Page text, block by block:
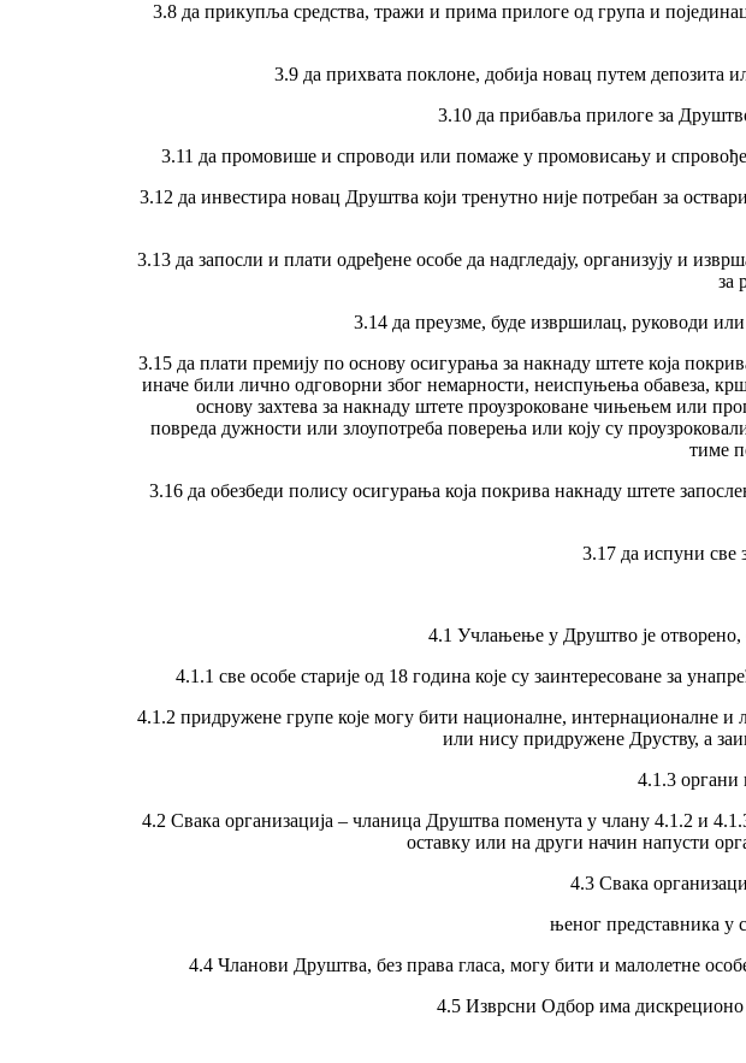
3.8 да прикупља средства, тражи и прима прилоге од група и
3.9 да прихвата поклоне, добија новац путем депозита
3.10 да прибавља прилоге за
3.11 да промовише и спроводи или помаже у промовисању и
3.12 да инвестира новац Друштва који тренутно није потребан за
3.13 да запосли и плати одређене особе да надгледају, организују и
за
3.14 да преузме, буде извршилац, руководи
3.15 да плати премију по основу осигурања за накнаду штете која
иначе били лично одговорни због немарности, неиспуњења обавеза,
основу захтева за накнаду штете проузроковане чињењем или
повреда дужности или злоупотреба поверења или коју су
тиме
3.16 да обезбеди полису осигурања која покрива накнаду штете
3.17 да испуни све
4.1 Учлањење у Друштво је отворено,
4.1.1 све особе старије од 18 година које су заинтересоване за
4.1.2 придружене групе које могу бити националне, интернационалне и
или нису придружене Друству, а
4.1.3 органи
4.2 Свака организација – чланица Друштва поменута у члану 4.1.2 и
оставку или на други начин напусти
4.3 Свака
њеног представника у
4.4 Чланови Друштва, без права гласа, могу бити и малолетне
4.5 Изврсни Одбор има дискреционо